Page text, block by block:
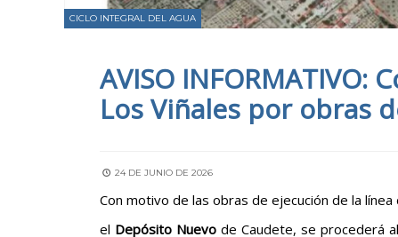
CICLO INTEGRAL DEL AGUA
AVISO
Los Viñales por obras
24 DE JUNIO DE 2026
Con motivo de las obras de ejecución de la
el Depósito Nuevode Caudete, se procederá